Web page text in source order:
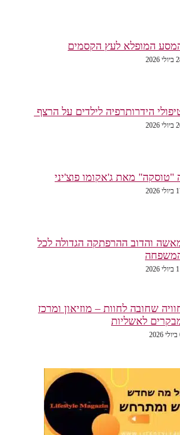
המופלא לעץ הקסמים
הידרותרפיה לילדים על הרצף
מאת ג'אקומו פוצ'יני
והדוב ההרפתקה הגדולה לכל
שחובה לחוות – מוזיאון ומרכז
לאשליות